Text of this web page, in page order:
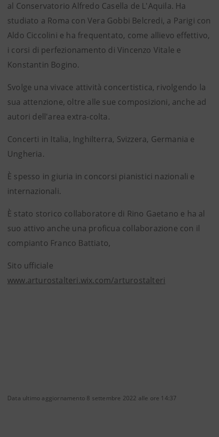
al Conservatorio Alfredo Casella de L'Aquila. Ha
studiato a Roma con Vera Gobbi Belcredi, a Parigi con
Aldo Ciccolini e ha frequentato, come allievo effettivo,
i corsi di perfezionamento di Vincenzo Vitale e
Konstantin Bogino.
Svolge una vivace attività concertistica, rivolgendo la
sua attenzione, oltre alle sue composizioni, anche ad
autori dell'area extra-colta.
Concerti in Italia, Inghilterra, Svizzera, Germania e
Ungheria.
È spesso in giuria in concorsi pianistici nazionali e
internazionali.
È stato storico collaboratore di Rino Gaetano e ha al
suo attivo anche una proficua collaborazione con il
compianto Franco Battiato,
Sito ufficiale
www.arturostalteri.wix.com/arturostalteri
Data ultimo aggiornamento 8 settembre 2022 alle ore 14:37